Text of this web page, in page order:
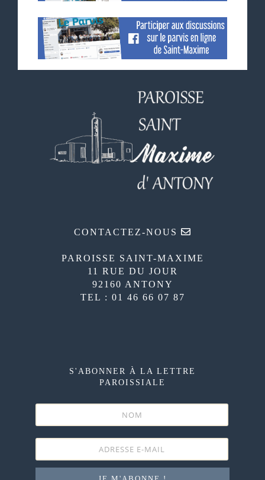
CONTACTEZ-NOUS
PAROISSE SAINT-MAXIME
11 RUE DU JOUR
92160 ANTONY
TEL : 01 46 66 07 87
S'ABONNER À LA LETTRE
PAROISSIALE